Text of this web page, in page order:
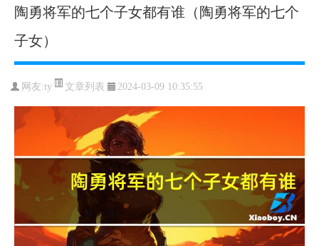
陶勇将军的七个子女都有谁（陶勇将军的七个
子女）
网友:ty 文章列表 2024-03-09 10:35:55